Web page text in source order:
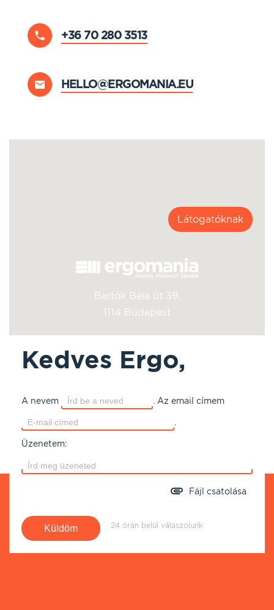
+36 70 280 3513
HELLO@ERGOMANIA.EU
Kedves Ergo,
A nevem Az email címem
Üzenetem:
Fájl csatolása
24 órán belül válaszolunk
Bartók Béla út 39.
1114 Budapest
Látogatóknak